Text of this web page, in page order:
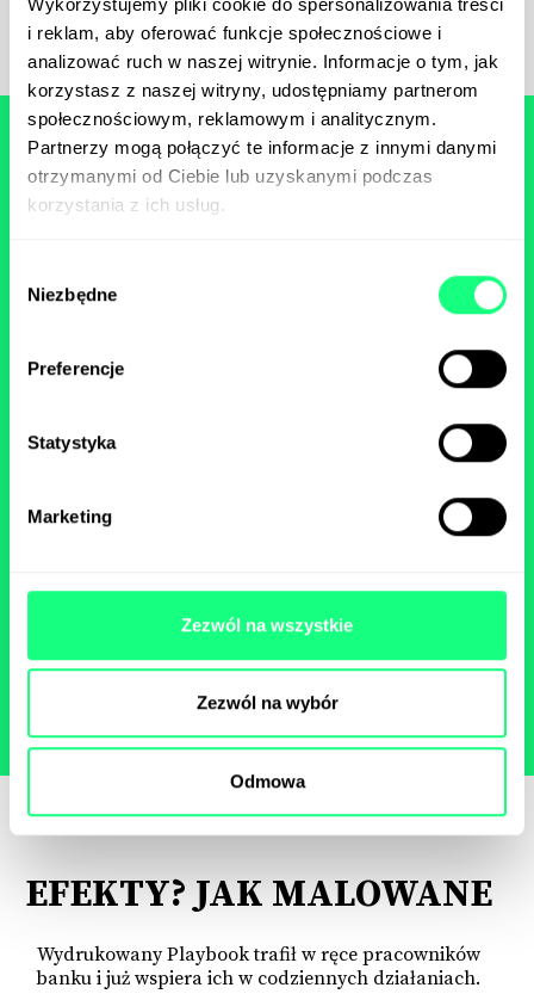
Wykorzystujemy pliki cookie do spersonalizowania treści
i reklam, aby oferować funkcje społecznościowe i
analizować ruch w naszej witrynie. Informacje o tym, jak
korzystasz z naszej witryny, udostępniamy partnerom
społecznościowym, reklamowym i analitycznym.
Partnerzy mogą połączyć te informacje z innymi danymi
otrzymanymi od Ciebie lub uzyskanymi podczas
korzystania z ich usług.
zgody
Niezbędne
Preferencje
Statystyka
Marketing
Zezwól na wszystkie
Zezwól na wybór
Odmowa
Nasza współpraca z Green Parrot przy
przewrotnych pomysłów. Zaproponowana
projektów, dzięki czemu przyciąga
wykonano proekologicznie, co było dla
nas niezwykle ważne. Dziękujemy
zaangażowanie oraz efekty, które
przerosły nasze oczekiwania i przyniosły
Kinga Lekston,
Innovation Designer,
Santander Bank Polska
EFEKTY? JAK MALOWANE
Wydrukowany Playbook trafił w ręce pracowników
banku i już wspiera ich w codziennych działaniach.